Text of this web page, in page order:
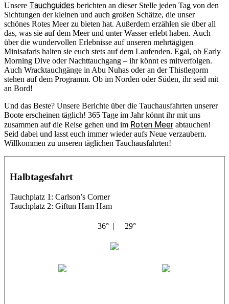
Unsere Tauchguides berichten an dieser Stelle jeden Tag von den
Sichtungen der kleinen und auch großen Schätze, die unser
schönes Rotes Meer zu bieten hat. Außerdem erzählen sie über all
das, was sie auf dem Meer und unter Wasser erlebt haben. Auch
über die wundervollen Erlebnisse auf unseren mehrtägigen
Minisafaris halten sie euch stets auf dem Laufenden. Egal, ob Early
Morning Dive oder Nachttauchgang – ihr könnt es mitverfolgen.
Auch Wracktauchgänge in Abu Nuhas oder an der Thistlegorm
stehen auf dem Programm. Ob im Norden oder Süden, ihr seid mit
an Bord!
Und das Beste? Unsere Berichte über die Tauchausfahrten unserer
Boote erscheinen täglich! 365 Tage im Jahr könnt ihr mit uns
zusammen auf die Reise gehen und im Roten Meer abtauchen!
Seid dabei und lasst euch immer wieder aufs Neue verzaubern.
Willkommen zu unseren täglichen Tauchausfahrten!
Halbtagesfahrt
Tauchplatz 1: Carlson’s Corner
Tauchplatz 2: Giftun Ham Ham
36° | 29°